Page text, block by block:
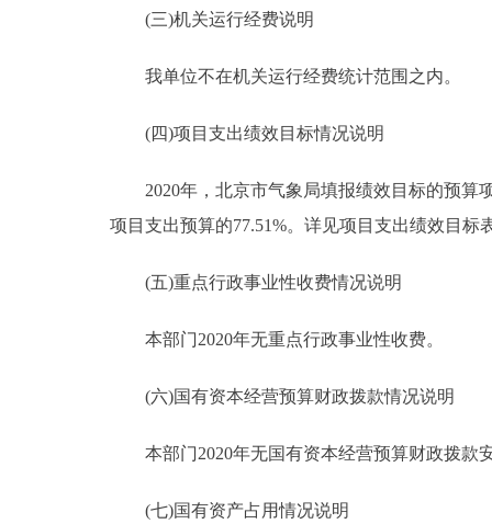
(三)机关运行经费说明
我单位不在机关运行经费统计范围之内。
(四)项目支出绩效目标情况说明
2020年，北京市气象局填报绩效目标的预算项
项目支出预算的77.51%。详见项目支出绩效目标
(五)重点行政事业性收费情况说明
本部门2020年无重点行政事业性收费。
(六)国有资本经营预算财政拨款情况说明
本部门2020年无国有资本经营预算财政拨款
(七)国有资产占用情况说明